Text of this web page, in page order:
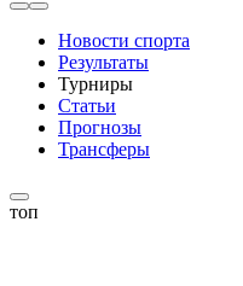
Новости спорта
Результаты
Турниры
Статьи
Прогнозы
Трансферы
топ